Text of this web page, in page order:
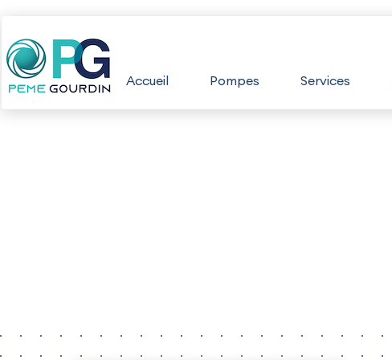
au
contenu
Accueil Pompes Services